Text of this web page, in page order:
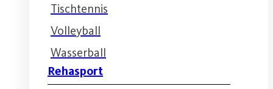
Tischtennis
Volleyball
Wasserball
Rehasport